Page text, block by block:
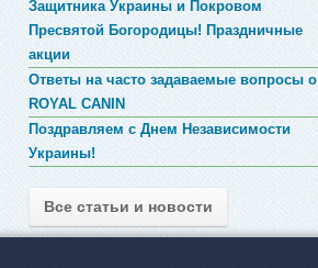
Защитника Украины и Покровом
Пресвятой Богородицы! Праздничные
акции
Ответы на часто задаваемые вопросы о
ROYAL CANIN
Поздравляем с Днем Независимости
Украины!
Все статьи и новости